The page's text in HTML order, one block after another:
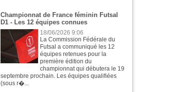
Championnat de France féminin Futsal
D1 - Les 12 équipes connues
18/06/2026 9:06
La Commission Fédérale du
Futsal a communiqué les 12
équipes retenues pour la
première édition du
championnat qui débutera le 19
septembre prochain. Les équipes qualifiées
(sous r�...